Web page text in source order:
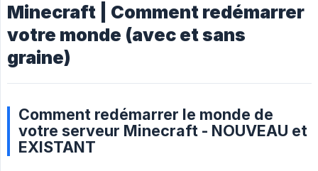
Minecraft | Comment redémarrer
votre monde (avec et sans
graine)
Comment redémarrer le monde de
votre serveur Minecraft - NOUVEAU et
EXISTANT